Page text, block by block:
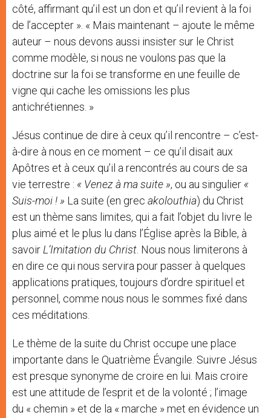
côté, affirmant qu’il est un don et qu’il revient à la foi
de l’accepter ». « Mais maintenant – ajoute le même
auteur – nous devons aussi insister sur le Christ
comme modèle, si nous ne voulons pas que la
doctrine sur la foi se transforme en une feuille de
vigne qui cache les omissions les plus
antichrétiennes. »
Jésus continue de dire à ceux qu’il rencontre – c’est-
à-dire à nous en ce moment – ce qu’il disait aux
Apôtres et à ceux qu’il a rencontrés au cours de sa
vie terrestre : « Venez à ma suite », ou au singulier «
Suis-moi ! » La suite (en grec akolouthia) du Christ
est un thème sans limites, qui a fait l’objet du livre le
plus aimé et le plus lu dans l’Église après la Bible, à
savoirL’Imitation du Christ. Nous nous limiterons à
en dire ce qui nous servira pour passer à quelques
applications pratiques, toujours d’ordre spirituel et
personnel, comme nous nous le sommes fixé dans
ces méditations.
Le thème de la suite du Christ occupe une place
importante dans le Quatrième Évangile. Suivre Jésus
est presque synonyme de croire en lui. Mais croire
est une attitude de l’esprit et de la volonté ; l’image
du « chemin » et de la « marche » met en évidence un